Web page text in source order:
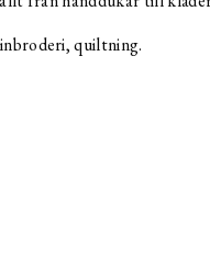
quiltning.